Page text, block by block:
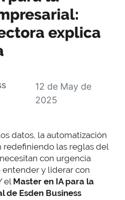
explica
12 de May de
2025
datos, la automatización
redefiniendo las reglas del
con urgencia
y liderar con
el Master en IA para la
de Esden Business